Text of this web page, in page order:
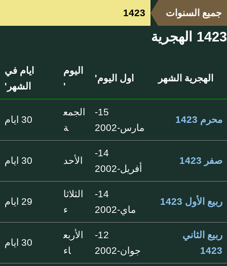
جميع السنوات 1423
1423 الهجرية
الهجرية الشهر اول اليوم'
اليوم
'
ايام في
الشهر'
محرم 1423
15-
مارس-2002
الجمع
ة
30 ايام
صفر 1423
14-
أفريل-2002
الأحد 30 ايام
ربيع الأول 1423
14-
ماي-2002
الثلاثا
ء
29 ايام
ربيع الثاني
1423
12-
جوان-2002
الأربع
اء
30 ايام